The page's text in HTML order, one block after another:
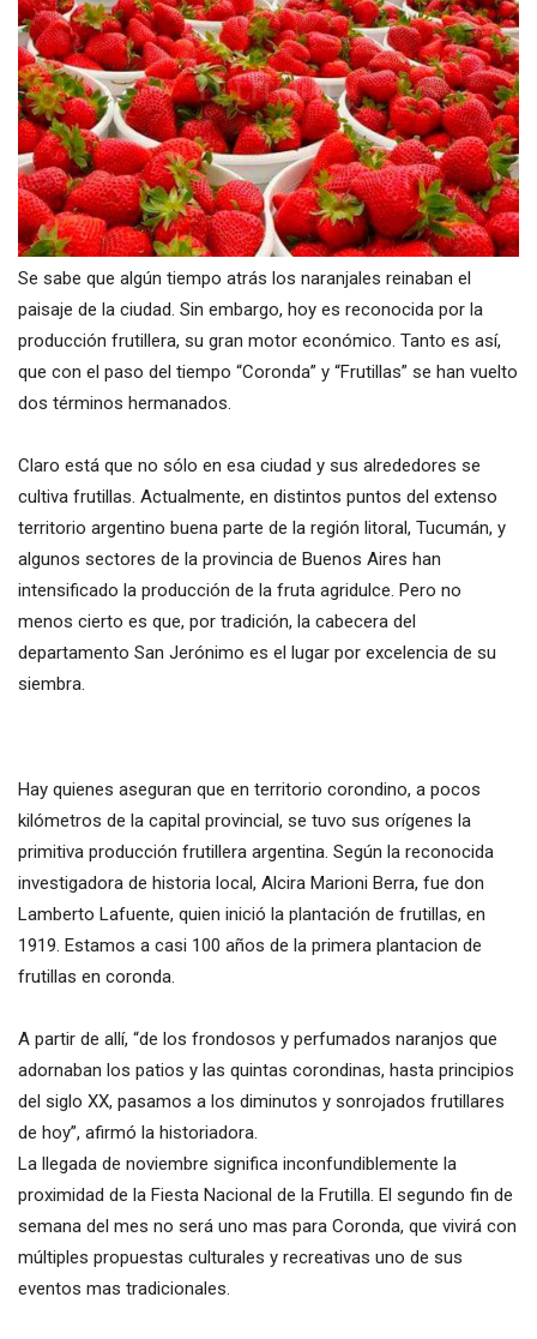
Se sabe que algún tiempo atrás los naranjales reinaban el
paisaje de la ciudad. Sin embargo, hoy es reconocida por la
producción frutillera, su gran motor económico. Tanto es así,
que con el paso del tiempo “Coronda” y “Frutillas” se han vuelto
dos términos hermanados.
Claro está que no sólo en esa ciudad y sus alrededores se
cultiva frutillas. Actualmente, en distintos puntos del extenso
territorio argentino buena parte de la región litoral, Tucumán, y
algunos sectores de la provincia de Buenos Aires han
intensificado la producción de la fruta agridulce. Pero no
menos cierto es que, por tradición, la cabecera del
departamento San Jerónimo es el lugar por excelencia de su
siembra.
Hay quienes aseguran que en territorio corondino, a pocos
kilómetros de la capital provincial, se tuvo sus orígenes la
primitiva producción frutillera argentina. Según la reconocida
investigadora de historia local, Alcira Marioni Berra, fue don
Lamberto Lafuente, quien inició la plantación de frutillas, en
1919. Estamos a casi 100 años de la primera plantacion de
frutillas en coronda.
A partir de allí, “de los frondosos y perfumados naranjos que
adornaban los patios y las quintas corondinas, hasta principios
del siglo XX, pasamos a los diminutos y sonrojados frutillares
de hoy”, afirmó la historiadora.
La llegada de noviembre significa inconfundiblemente la
proximidad de la Fiesta Nacional de la Frutilla. El segundo fin de
semana del mes no será uno mas para Coronda, que vivirá con
múltiples propuestas culturales y recreativas uno de sus
eventos mas tradicionales.